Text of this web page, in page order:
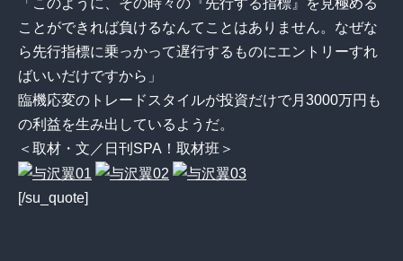
ことができれば負けるなんてことはありません。なぜな
ら先行指標に乗っかって遅行するものにエントリーすれ
ばいいだけですから」
臨機応変のトレードスタイルが投資だけで月3000万円も
の利益を生み出しているようだ。
＜取材・文／日刊SPA！取材班＞
[/su_quote]